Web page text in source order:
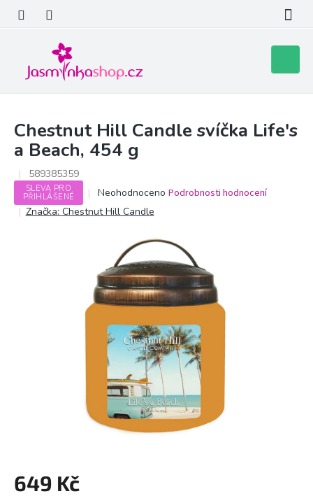
obsah
košík
Chestnut Hill Candle svíčka Life's
a Beach, 454 g
589385359
SLEVA PRO
PŘIHLÁŠENÉ
Průměrné
hodnocení
produktu
5
hvězdiček.
Neohodnoceno Podrobnosti hodnocení
Značka: Chestnut Hill Candle
649 Kč